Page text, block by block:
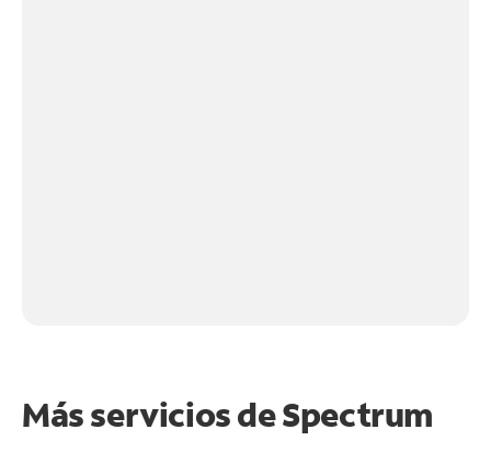
Más servicios de Spectrum